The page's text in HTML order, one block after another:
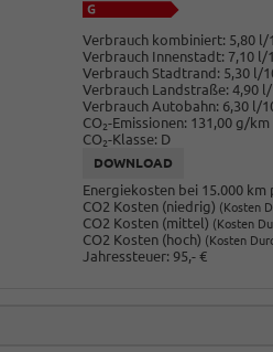
Verbrauch kombiniert: 5,80 l/
Verbrauch Innenstadt: 7,10 l/
Verbrauch Stadtrand: 5,30 l/
Verbrauch Landstraße: 4,90
Verbrauch Autobahn: 6,30 l/
CO2-Emissionen: 131,00 g/km
CO2-Klasse: D
DOWNLOAD
Energiekosten bei 15.000 km
CO2 Kosten (niedrig) (Kosten
CO2 Kosten (mittel) (Kosten
CO2 Kosten (hoch) (Kosten
Jahressteuer: 95,- €